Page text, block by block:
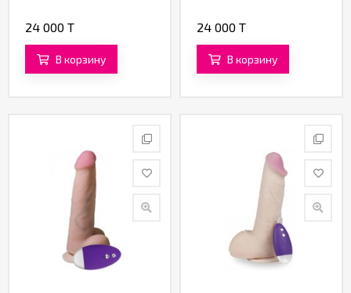
24 000 T
В корзину
24 000 T
В корзину